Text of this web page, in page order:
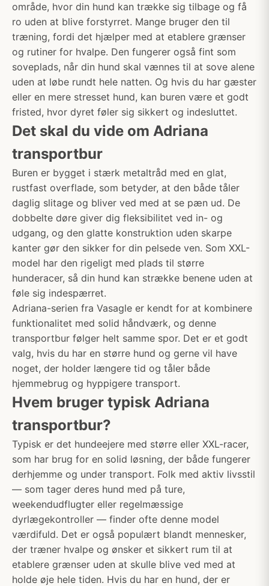
område, hvor din hund kan trække sig tilbage og få
ro uden at blive forstyrret. Mange bruger den til
træning, fordi det hjælper med at etablere grænser
og rutiner for hvalpe. Den fungerer også fint som
soveplads, når din hund skal vænnes til at sove alene
uden at løbe rundt hele natten. Og hvis du har gæster
eller en mere stresset hund, kan buren være et godt
fristed, hvor dyret føler sig sikkert og indesluttet.
Det skal du vide om Adriana
transportbur
Buren er bygget i stærk metaltråd med en glat,
rustfast overflade, som betyder, at den både tåler
daglig slitage og bliver ved med at se pæn ud. De
dobbelte døre giver dig fleksibilitet ved in- og
udgang, og den glatte konstruktion uden skarpe
kanter gør den sikker for din pelsede ven. Som XXL-
model har den rigeligt med plads til større
hunderacer, så din hund kan strække benene uden at
føle sig indespærret.
Adriana-serien fra Vasagle er kendt for at kombinere
funktionalitet med solid håndværk, og denne
transportbur følger helt samme spor. Det er et godt
valg, hvis du har en større hund og gerne vil have
noget, der holder længere tid og tåler både
hjemmebrug og hyppigere transport.
Hvem bruger typisk Adriana
transportbur?
Typisk er det hundeejere med større eller XXL-racer,
som har brug for en solid løsning, der både fungerer
derhjemme og under transport. Folk med aktiv livsstil
— som tager deres hund med på ture,
weekendudflugter eller regelmæssige
dyrlægekontroller — finder ofte denne model
værdifuld. Det er også populært blandt mennesker,
der træner hvalpe og ønsker et sikkert rum til at
etablere grænser uden at skulle blive ved med at
holde øje hele tiden. Hvis du har en hund, der er